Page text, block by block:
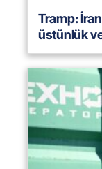
Tramp:
üstünlük